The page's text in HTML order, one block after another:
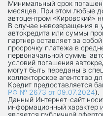
Минимальный срок
месяцев. При этом любые
автоцентром «Кировский»
В случае невозвращения в
автокредита или суммы
партнер оставляет за
просрочку платежа в
первоначальной суммы
условий погашения
могут быть переданы в
коллекторское агентство
Кредит предоставляется
РФ № 2673 от 09.07.2024).
Данный Интернет-сaйт
информационный характер
является публичной